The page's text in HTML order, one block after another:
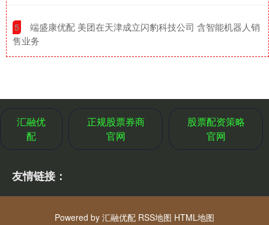
5
​端盛康优配 美团在天津成立闪豹科技公司 含智能机器人销
售业务
汇融优
配
正规股票券商
官网
股票配资策略
官网
友情链接：
Powered by 汇融优配 RSS地图 HTML地图